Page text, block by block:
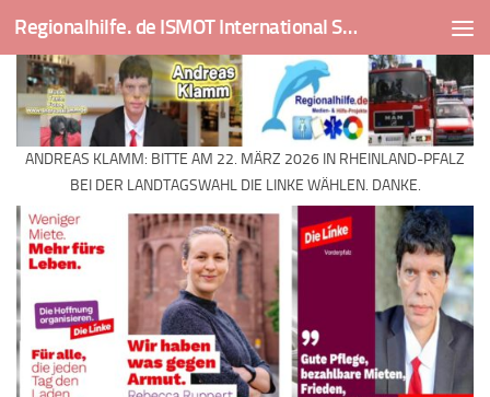
Skip to content Regionalhilfe. de ISMOT International Social And Medical Outreach Team
ANDREAS KLAMM: BITTE AM 22. MÄRZ 2026 IN RHEINLAND-PFALZ
BEI DER LANDTAGSWAHL DIE LINKE WÄHLEN. DANKE.